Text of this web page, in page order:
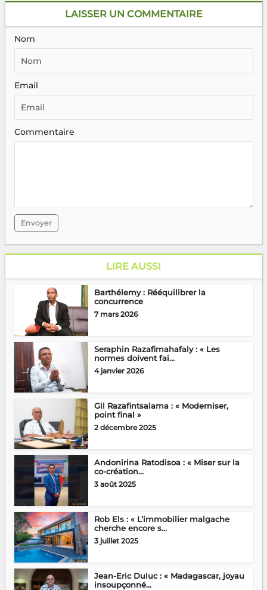
LAISSER UN COMMENTAIRE
Nom
Email
Commentaire
Envoyer
LIRE AUSSI
Barthélemy : Rééquilibrer la
concurrence
7 mars 2026
Seraphin Razafimahafaly : « Les
normes doivent fai...
4 janvier 2026
Gil Razafintsalama : « Moderniser,
point final »
2 décembre 2025
Andonirina Ratodisoa : « Miser sur la
co-création...
3 août 2025
Rob Els : « L’immobilier malgache
cherche encore s...
3 juillet 2025
Jean-Eric Duluc : « Madagascar, joyau
insoupçonné...